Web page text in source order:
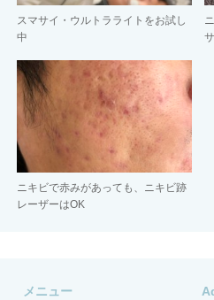
スマサイ・ウルトラライトをお試し
中
ニキビで赤みがあっても、ニキビ跡
レーザーはOK
メニュー